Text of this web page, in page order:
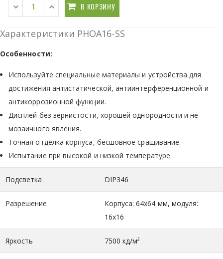
В КОРЗИНУ
Характеристики PHOA16-SS
Особенности:
Используйте специальные материалы и устройства для
достижения антистатической, антиинтерференционной и
антикоррозионной функции.
Дисплей без зернистости, хорошей однородности и не
мозаичного явления.
Точная отделка корпуса, бесшовное сращивание.
Испытание при высокой и низкой температуре.
Подсветка DIP346
Разрешение
Корпуса: 64x64 мм, модуля:
16х16
Яркость 7500 кд/м²